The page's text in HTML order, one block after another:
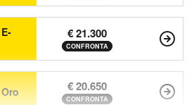
€ 21.300
CONFRONTA
€ 20.650
CONFRONTA